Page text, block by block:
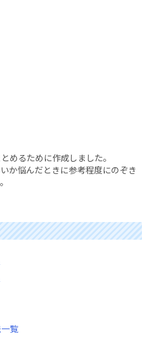
めるために作成しました。
か悩んだときに参考程度にのぞき
覧